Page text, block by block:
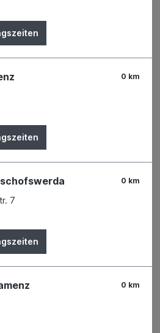
für Rinne
nach Wahl einer Filiale
0 km
0 km
7
0 km